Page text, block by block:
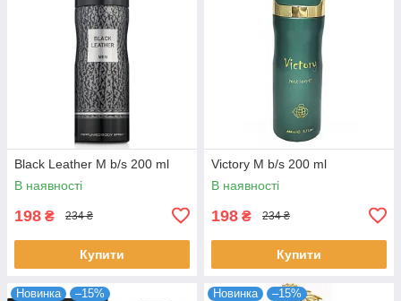
Black Leather M b/s 200 ml
В наявності
198 ₴ 234 ₴
Купити
Victory M b/s 200 ml
В наявності
198 ₴ 234 ₴
Купити
Новинка –15% Новинка –15%